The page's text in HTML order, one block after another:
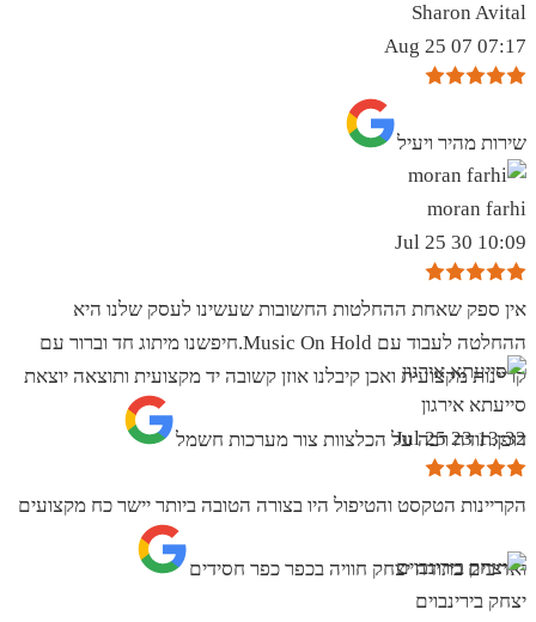
Sharon Avital
07:17 07 Aug 25
שירות מהיר ויעיל
moran farhi
10:09 30 Jul 25
אין ספק שאחת ההחלטות החשובות שעשינו לעסק שלנו היא
ההחלטה לעבוד עם Music On Hold.חיפשנו מיתוג חד וברור עם
קריינות מקצועית ואכן קיבלנו אוזן קשובה יד מקצועית ותוצאה יוצאת
דופן.תודה רבה על הכלצוות צור מערכות חשמל
סייעתא אירגון
13:32 23 Jul 25
הקריינות הטקסט והטיפול היו בצורה הטובה ביותר יישר כח מקצועים
ואדיבים בתודה יצחק חוויה בכפר כפר חסידים
יצחק בירינבוים